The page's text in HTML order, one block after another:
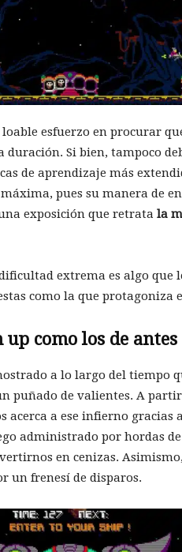
esfuerzo en procurar
duración. Si bien, tampoco
de aprendizaje más
pues su manera de
exposición que retrata la
extrema es algo que
como la que protagoniza
up como los de antes
a lo largo del tiempo
puñado de valientes. A partir
acerca a ese infierno gracias a
administrado por hordas
en cenizas.
un frenesí de disparos.